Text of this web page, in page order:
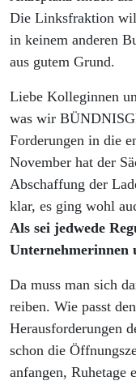
Die Linksfraktion
in keinem anderen
aus gutem Grund.
Liebe Kolleginnen
was wir
Forderungen in die
November hat der
Abschaffung der
klar, es ging wohl
Als sei jedwede
Unternehmerinnen
Da muss man sich
reiben. Wie passt
Herausforderungen
schon die
anfangen, Ruhetage